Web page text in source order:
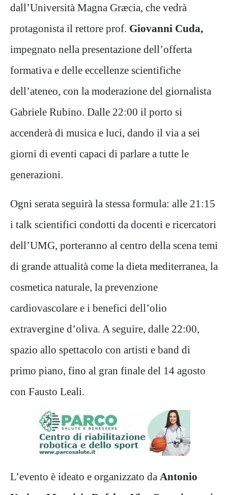
dall’Università Magna Græcia, che vedrà
protagonista il rettore prof. Giovanni Cuda,
impegnato nella presentazione dell’offerta
formativa e delle eccellenze scientifiche
dell’ateneo, con la moderazione del giornalista
Gabriele Rubino. Dalle 22:00 il porto si
accenderà di musica e luci, dando il via a sei
giorni di eventi capaci di parlare a tutte le
generazioni.
Ogni serata seguirà la stessa formula: alle 21:15
i talk scientifici condotti da docenti e ricercatori
dell’UMG, porteranno al centro della scena temi
di grande attualità come la dieta mediterranea, la
cosmetica naturale, la prevenzione
cardiovascolare e i benefici dell’olio
extravergine d’oliva. A seguire, dalle 22:00,
spazio allo spettacolo con artisti e band di
primo piano, fino al gran finale del 14 agosto
con Fausto Leali.
L’evento è ideato e organizzato da Antonio